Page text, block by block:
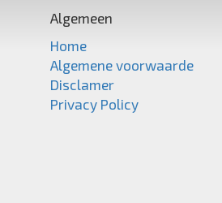
Algemeen
Home
Algemene voorwaarde
Disclamer
Privacy Policy